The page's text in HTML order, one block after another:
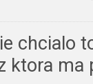
chcialo
ktora ma